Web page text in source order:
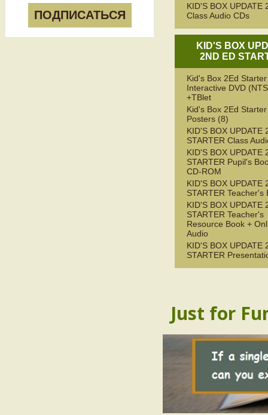
ПОДПИСАТЬСЯ
KID'S BOX UPDATE
Class Audio CDs
KID'S BOX
2ND ED
Kid's Box 2Ed
Interactive DVD
+TBlet
Kid's Box 2Ed
Posters (8)
KID'S BOX UPDATE
STARTER Class
KID'S BOX UPDATE
STARTER Pupil's
CD-ROM
KID'S BOX UPDATE
STARTER Teacher's
KID'S BOX UPDATE
STARTER Teacher's
Resource Book +
Audio
KID'S BOX UPDATE
STARTER
Just for